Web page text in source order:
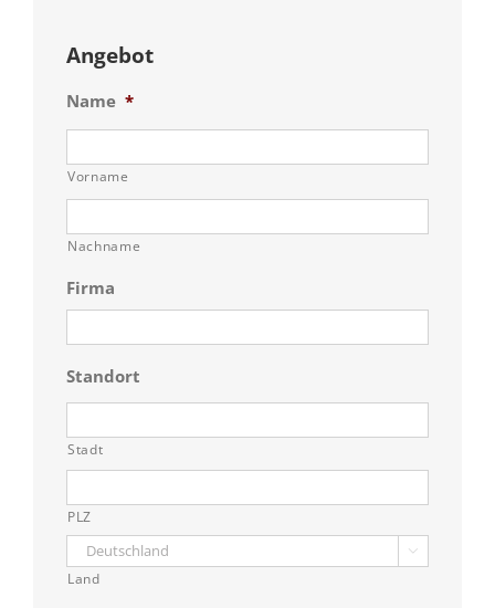
Angebot
Name *
Vorname
Nachname
Firma
Standort
Stadt
PLZ

Land